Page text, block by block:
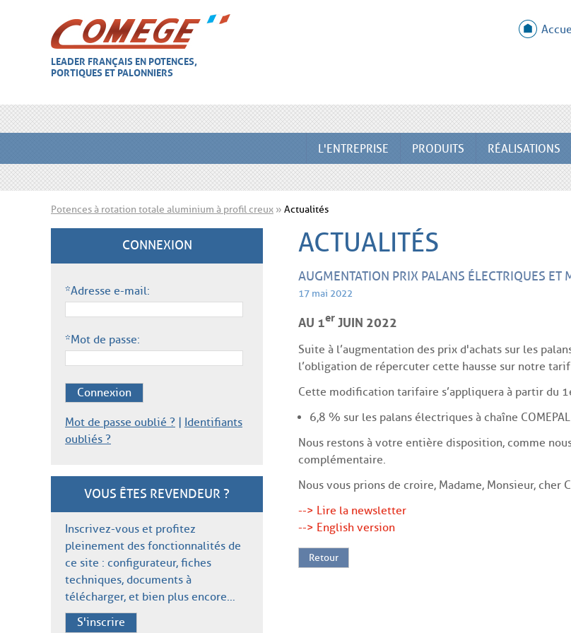
LEADER FRANÇAIS EN POTENCES,
PORTIQUES ET PALONNIERS
L'ENTREPRISE PRODUITS RÉALISATIONS
Potences à rotation totale aluminium à profil creux » Actualités
CONNEXION
*Adresse e-mail:
*Mot de passe:
Connexion
Mot de passe oublié ?
Identifiants
oubliés ?
VOUS ÊTES REVENDEUR ?
Inscrivez-vous et profitez
pleinement des fonctionnalités de
ce site : configurateur, fiches
techniques, documents à
télécharger, et bien plus encore…
S'inscrire
ACTUALITÉS
AUGMENTATION PRIX PALANS ÉLECTRIQUES ET
17 mai 2022
AU 1erJUIN 2022
Suite à l’augmentation des prix d'achats sur les
l’obligation de répercuter cette hausse sur notre
Cette modification tarifaire s’appliquera à partir du
6,8 % sur les palans électriques à chaîne COMEPAL
Nous restons à votre entière disposition, comme
complémentaire.
Nous vous prions de croire, Madame, Monsieur,
--> Lire la newsletter
--> English version
Retour